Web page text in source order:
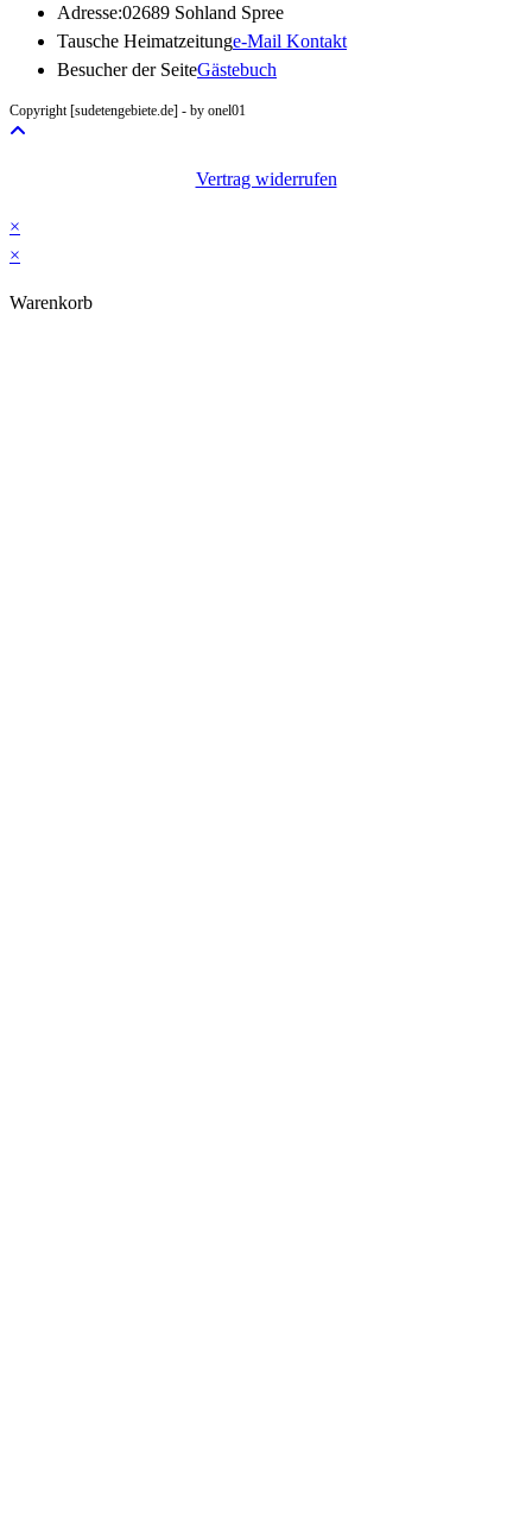
Adresse:02689 Sohland Spree
Tausche Heimatzeitunge-Mail KontaktOpens
Besucher der SeiteGästebuch
Copyright [sudetengebiete.de] - by onel01
Vertrag widerrufen
×
×
Warenkorb